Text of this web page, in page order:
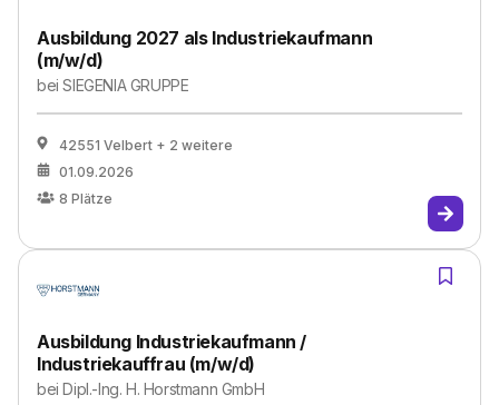
Ausbildung 2027 als Industriekaufmann
(m/w/d)
beiSIEGENIA GRUPPE
42551 Velbert + 2 weitere
01.09.2026
8 Plätze
Ausbildung Industriekaufmann /
Industriekauffrau (m/w/d)
beiDipl.-Ing. H. Horstmann GmbH